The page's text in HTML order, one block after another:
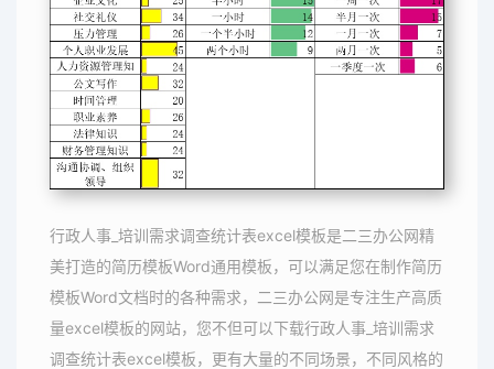
行政人事_培训需求调查统计表excel模板是二三办公网精
美打造的简历模板Word通用模板，可以满足您在制作简历
模板Word文档时的各种需求，二三办公网是专注生产高质
量excel模板的网站，您不但可以下载行政人事_培训需求
调查统计表excel模板，更有大量的不同场景，不同风格的